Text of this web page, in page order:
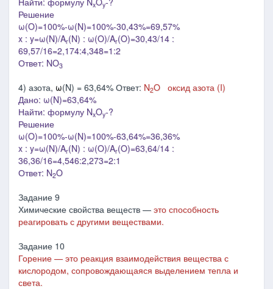
x y
Решение
ω(O)=100%-ω(N)=100%-30,43%=69,57%
x : y=ω(N)/Ar(N) : ω(O)/Ar(O)=30,43/14 :
69,57/16=2,174:4,348=1:2
Ответ: NO3
4) азота, ω(N) = 63,64% Ответ: N2O оксид азота (I)
Дано: ω(N)=63,64%
Найти: формулу NxOy-?
Решение
ω(O)=100%-ω(N)=100%-63,64%=36,36%
x : y=ω(N)/Ar(N) : ω(O)/Ar(O)=63,64/14 :
36,36/16=4,546:2,273=2:1
Ответ: N2O
Задание 9
Химические свойства веществ — это способность
реагировать с другими веществами.
Задание 10
Горение — это реакция взаимодействия вещества с
кислородом, сопровождающаяся выделением тепла и
света.